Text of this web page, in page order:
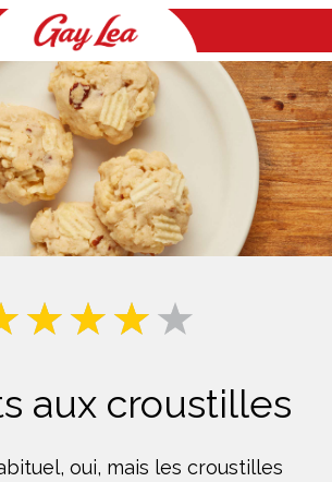
aux croustilles
oui, mais les croustilles